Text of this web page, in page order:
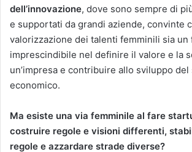
dell’innovazione, dove sono sempre di
e supportati da grandi aziende, convinte
valorizzazione dei talenti femminili sia un
imprescindibile nel definire il valore e la
un’impresa e contribuire allo sviluppo del
economico.
Ma esiste una via femminile al fare
costruire regole e visioni differenti,
regole e azzardare strade diverse?